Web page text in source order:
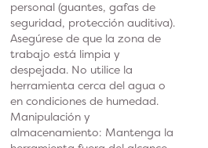
personal (guantes, gafas de
seguridad, protección auditiva).
Asegúrese de que la zona de
trabajo está limpia y
despejada. No utilice la
herramienta cerca del agua o
en condiciones de humedad.
Manipulación y
almacenamiento: Mantenga la